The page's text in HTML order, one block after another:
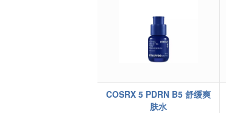
COSRX 5 PDRN B5 舒缓爽
肤水